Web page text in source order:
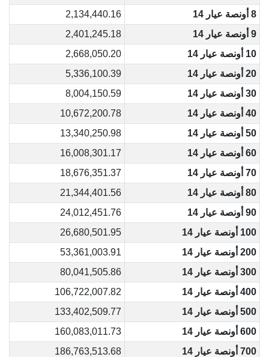
8 أونصة عيار 14
2,134,440.16
9 أونصة عيار 14
2,401,245.18
10 أونصة عيار 14
2,668,050.20
20 أونصة عيار 14
5,336,100.39
30 أونصة عيار 14
8,004,150.59
40 أونصة عيار 14
10,672,200.78
50 أونصة عيار 14
13,340,250.98
60 أونصة عيار 14
16,008,301.17
70 أونصة عيار 14
18,676,351.37
80 أونصة عيار 14
21,344,401.56
90 أونصة عيار 14
24,012,451.76
100 أونصة عيار 14
26,680,501.95
200 أونصة عيار 14
53,361,003.91
300 أونصة عيار 14
80,041,505.86
400 أونصة عيار 14
106,722,007.82
500 أونصة عيار 14
133,402,509.77
600 أونصة عيار 14
160,083,011.73
700 أونصة عيار 14
186,763,513.68